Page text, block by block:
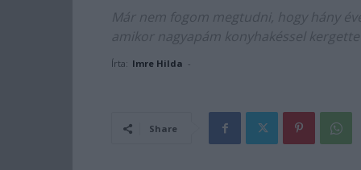
Már nem fogom megtudni, hogy hány
amikor nagyapám konyhakéssel
Írta: Imre Hilda -
Share